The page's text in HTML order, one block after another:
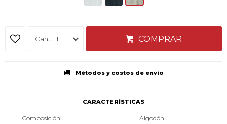
1 COMPRAR
Métodos y costos de envío
CARACTERÍSTICAS
Composición Algodón